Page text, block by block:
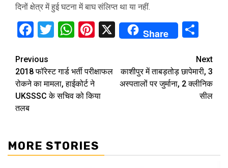
दिनों क्षेत्र में हुई घटना में बाघ संलिप्त था या नहीं.
Facebook
Twitter
WhatsApp
Pinterest
X Share
Continue
Reading
Previous
2018 फॉरेस्ट गार्ड भर्ती परीक्षाफल
रोकने का मामला, हाईकोर्ट ने
UKSSSC के सचिव को किया
तलब
Next
काशीपुर में ताबड़तोड़ छापेमारी, 3
अस्पतालों पर जुर्माना, 2 क्लीनिक
सील
MORE STORIES